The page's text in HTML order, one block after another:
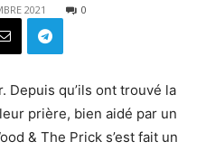
2021 0
Depuis qu’ils ont trouvé la
prière, bien aidé par un
& The Prick s’est fait un